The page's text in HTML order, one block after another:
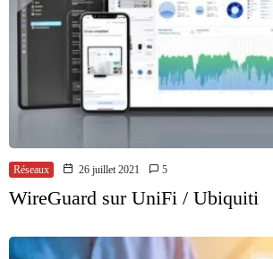
Réseaux 26 juillet 2021 5
WireGuard sur UniFi / Ubiquiti